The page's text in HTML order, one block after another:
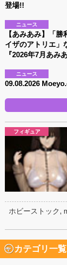
登場!!
ニュース
【あみあみ】「
イザのアトリエ」
『2026年7月あみ
ニュース
09.08.2026
フィギュア
ホビーストック,
カテゴリ一覧